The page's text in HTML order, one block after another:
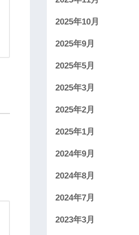
2025年10月
2025年9月
2025年5月
2025年3月
2025年2月
2025年1月
2024年9月
2024年8月
2024年7月
2023年3月